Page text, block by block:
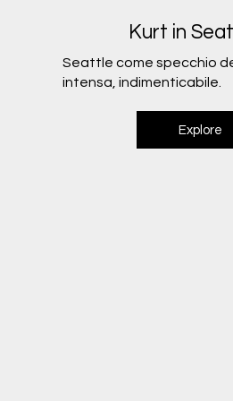
Kurt in
Seattle come specchio
intensa, indimenticabile.
Explore